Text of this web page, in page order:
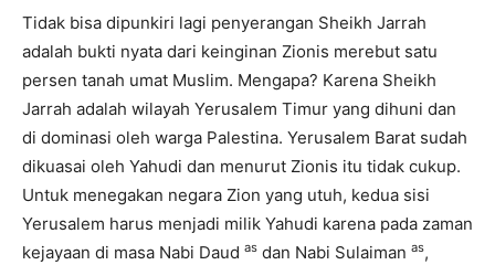
Tidak bisa dipunkiri lagi penyerangan Sheikh Jarrah
adalah bukti nyata dari keinginan Zionis merebut satu
persen tanah umat Muslim. Mengapa? Karena Sheikh
Jarrah adalah wilayah Yerusalem Timur yang dihuni dan
di dominasi oleh warga Palestina. Yerusalem Barat sudah
dikuasai oleh Yahudi dan menurut Zionis itu tidak cukup.
Untuk menegakan negara Zion yang utuh, kedua sisi
Yerusalem harus menjadi milik Yahudi karena pada zaman
kejayaan di masa Nabi Daud as dan Nabi Sulaiman as,